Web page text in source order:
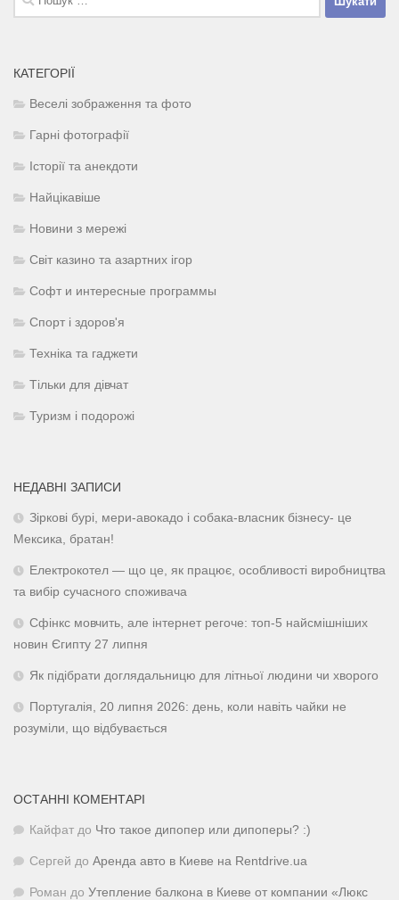
КАТЕГОРІЇ
Веселі зображення та фото
Гарні фотографії
Історії та анекдоти
Найцікавіше
Новини з мережі
Світ казино та азартних ігор
Софт и интересные программы
Спорт і здоров'я
Техніка та гаджети
Тільки для дівчат
Туризм і подорожі
НЕДАВНІ ЗАПИСИ
Зіркові бурі, мери-авокадо і собака-власник бізнесу- це
Мексика, братан!
Електрокотел — що це, як працює, особливості виробництва
та вибір сучасного споживача
Сфінкс мовчить, але інтернет регоче: топ-5 найсмішніших
новин Єгипту 27 липня
Як підібрати доглядальницю для літньої людини чи хворого
Португалія, 20 липня 2026: день, коли навіть чайки не
розуміли, що відбувається
ОСТАННІ КОМЕНТАРІ
Кайфат до Что такое дипопер или дипоперы? :)
Сергей до Аренда авто в Киеве на Rentdrive.ua
Роман до Утепление балкона в Киеве от компании «Люкс